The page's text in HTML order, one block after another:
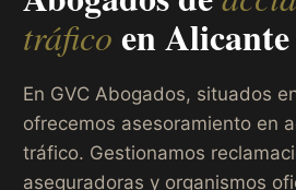
tráfico enAlicante
En GVC Abogados, situados
ofrecemos asesoramiento en
tráfico. Gestionamos
aseguradoras y organismos